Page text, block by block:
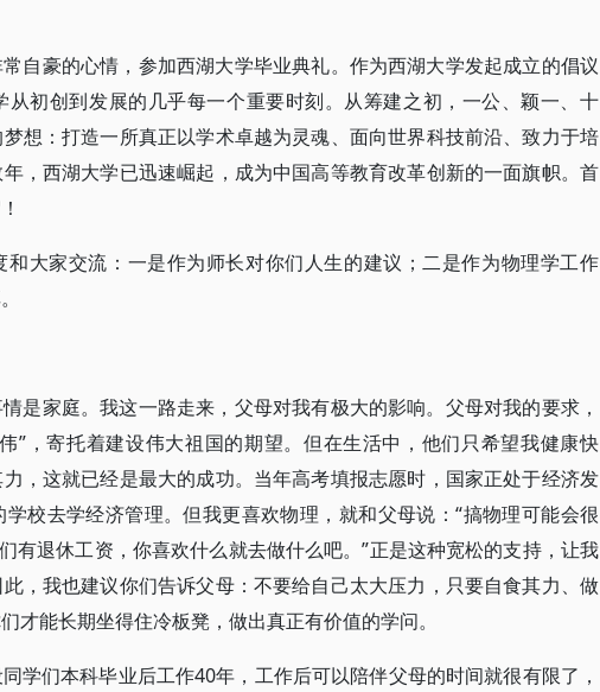
自豪的心情，参加西湖大学毕业典礼。作为西湖大学发起成立的倡议
初创到发展的几乎每一个重要时刻。从筹建之初，一公、颖一、十
想：打造一所真正以学术卓越为灵魂、面向世界科技前沿、致力于培
，西湖大学已迅速崛起，成为中国高等教育改革创新的一面旗帜。首
大家交流：一是作为师长对你们人生的建议；二是作为物理学工作
是家庭。我这一路走来，父母对我有极大的影响。父母对我的要求，
，寄托着建设伟大祖国的期望。但在生活中，他们只希望我健康快
，这就已经是最大的成功。当年高考填报志愿时，国家正处于经济发
校去学经济管理。但我更喜欢物理，就和父母说：“搞物理可能会很
有退休工资，你喜欢什么就去做什么吧。”正是这种宽松的支持，让我
，我也建议你们告诉父母：不要给自己太大压力，只要自食其力、做
才能长期坐得住冷板凳，做出真正有价值的学问。
学们本科毕业后工作40年，工作后可以陪伴父母的时间就很有限了，